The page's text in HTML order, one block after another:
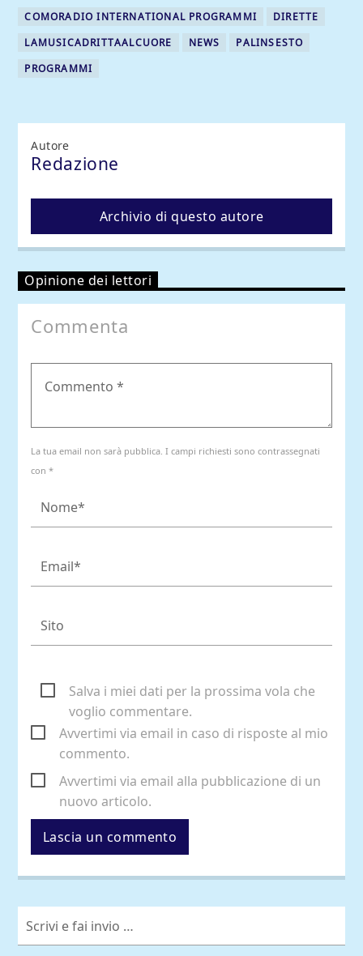
COMORADIO INTERNATIONAL PROGRAMMI
DIRETTE
LAMUSICADRITTAALCUORE
NEWS
PALINSESTO
PROGRAMMI
Autore
Redazione
Archivio di questo autore
Opinione dei lettori
Commenta
La tua email non sarà pubblica. I campi richiesti sono contrassegnati
con *
Salva i miei dati per la prossima vola che
voglio commentare.
Avvertimi via email in caso di risposte al mio
commento.
Avvertimi via email alla pubblicazione di un
nuovo articolo.